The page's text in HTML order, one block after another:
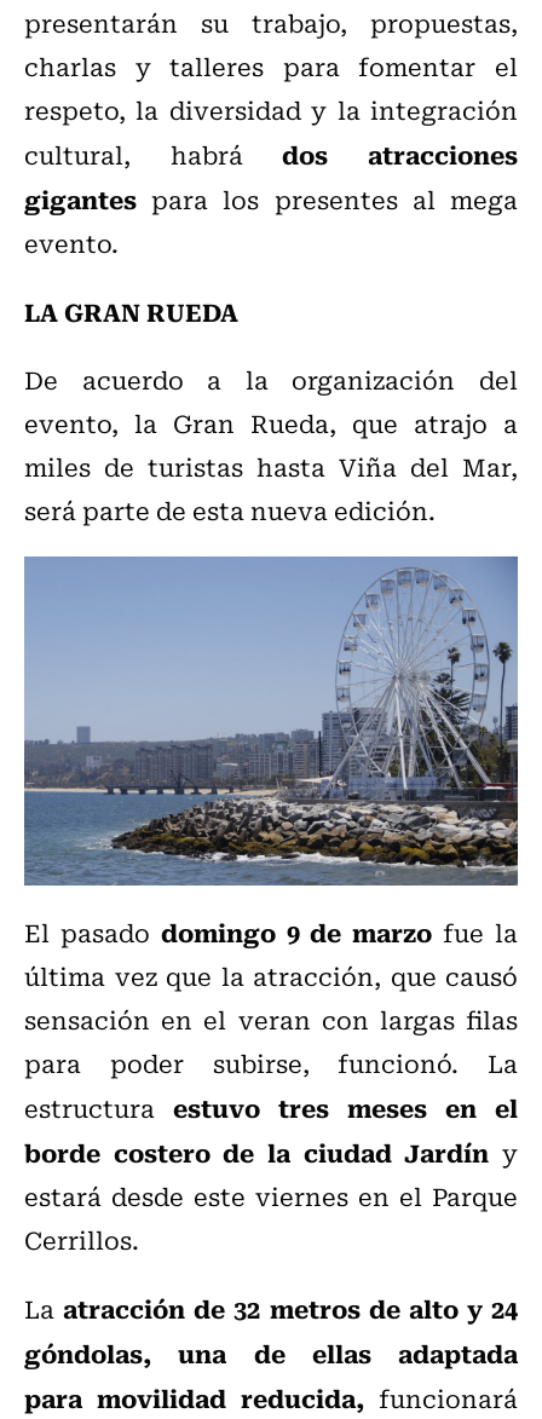
presentarán su trabajo, propuestas,
charlas y talleres para fomentar el
respeto, la diversidad y la integración
cultural, habrádos atracciones
gigantes para los presentes al mega
evento.
LA GRAN RUEDA
De acuerdo a la organización del
evento, la Gran Rueda, que atrajo a
miles de turistas hasta Viña del Mar,
será parte de esta nueva edición.
El pasado domingo 9 de marzo fue la
última vez que la atracción, que causó
sensación en el veran con largas filas
para poder subirse, funcionó. La
estructura estuvo tres meses en el
borde costero de la ciudad Jardín y
estará desde este viernes en el Parque
Cerrillos.
Laatracción de 32 metros de alto y 24
góndolas,
una de ellas adaptada
para movilidad reducida, funcionará